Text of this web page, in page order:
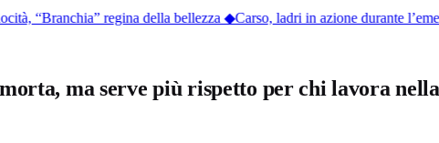
“Branchia” regina della bellezza◆Carso, ladri in azione durante
ma serve più rispetto per chi lavora